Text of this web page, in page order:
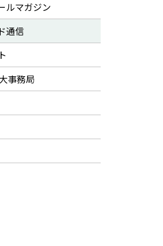
ルマガジン
通信
事務局